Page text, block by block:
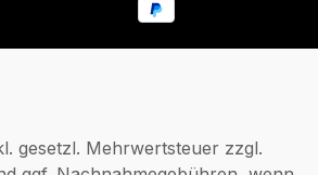
gesetzl. Mehrwertsteuer zzgl.